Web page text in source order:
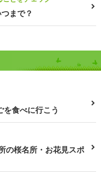
まで？
食べに行こう
の桜名所・お花見スポ